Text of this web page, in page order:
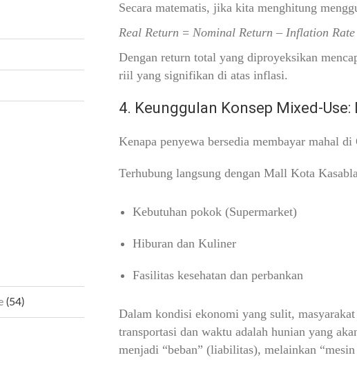
Secara matematis, jika kita menghitung
Real Return = Nominal Return – Inflation Rate
Dengan return total yang diproyeksikan
riil yang signifikan di atas inflasi.
4. Keunggulan Konsep Mixed-Use:
Kenapa penyewa bersedia membayar mahal di
Terhubung langsung dengan Mall Kota
Kebutuhan pokok (Supermarket)
Hiburan dan Kuliner
Fasilitas kesehatan dan perbankan
Dalam kondisi ekonomi yang sulit,
transportasi dan waktu adalah hunian yang
menjadi “beban” (liabilitas), melainkan “mesin
(54)